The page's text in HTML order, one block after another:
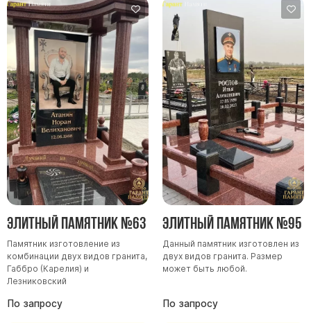
Элитный памятник №63
Памятник изготовление из
комбинации двух видов гранита,
Габбро (Карелия) и
Лезниковский
По запросу
Элитный памятник №95
Данный памятник изготовлен из
двух видов гранита. Размер
может быть любой.
По запросу